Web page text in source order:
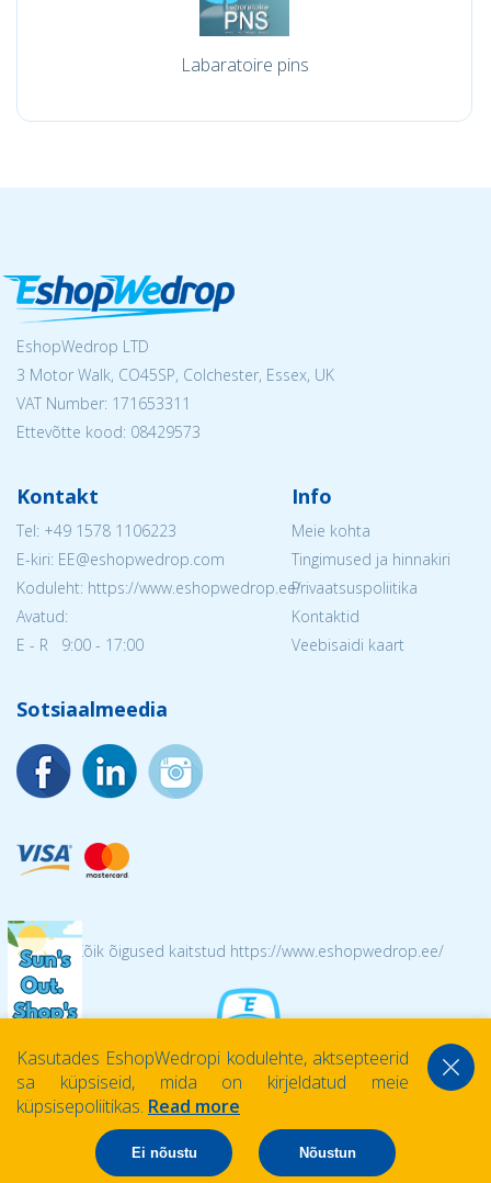
Labaratoire pins
EshopWedrop LTD
3 Motor Walk, CO45SP, Colchester, Essex, UK
VAT Number: 171653311
Ettevõtte kood: 08429573
Kontakt
Tel: +49 1578 1106223
E-kiri: EE@eshopwedrop.com
Koduleht: https://www.eshopwedrop.ee/
Avatud:
E - R 9:00 - 17:00
Info
Meie kohta
Tingimused ja hinnakiri
Privaatsuspoliitika
Kontaktid
Veebisaidi kaart
Sotsiaalmeedia
© 2026 Kõik õigused kaitstud https://www.eshopwedrop.ee/
Kasutades EshopWedropi kodulehte, aktsepteerid
sa küpsiseid, mida on kirjeldatud meie
küpsisepoliitikas. Read more
Ei nõustu Nõustun